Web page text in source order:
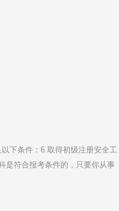
下条件：6.取得初级注册安全工
是符合报考条件的，只要你从事